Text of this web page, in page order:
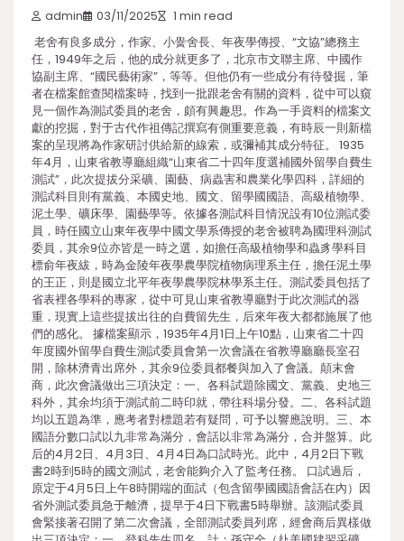
admin 03/11/2025 1 min read
老舍有良多成分，作家、小黌舍長、年夜學傳授、“文協”總務主
任，1949年之后，他的成分就更多了，北京市文聯主席、中國作
協副主席、“國民藝術家”，等等。但他仍有一些成分有待發掘，筆
者在檔案館查閱檔案時，找到一批跟老舍有關的資料，從中可以窺
見一個作為測試委員的老舍，頗有興趣思。作為一手資料的檔案文
獻的挖掘，對于古代作祖傳記撰寫有側重要意義，有時辰一則新檔
案的呈現將為作家研討供給新的線索，或彌補其成分特征。 1935
年4月，山東省教導廳組織“山東省二十四年度選補國外留學自費生
測試”，此次提拔分采礦、園藝、病蟲害和農業化學四科，詳細的
測試科目則有黨義、本國史地、國文、留學國國語、高級植物學、
泥土學、礦床學、園藝學等。依據各測試科目情況設有10位測試委
員，時任國立山東年夜學中國文學系傳授的老舍被聘為國理科測試
委員，其余9位亦皆是一時之選，如擔任高級植物學和蟲豸學科目
標俞年夜紱，時為金陵年夜學農學院植物病理系主任，擔任泥土學
的王正，則是國立北平年夜學農學院林學系主任。測試委員包括了
省表裡各學科的專家，從中可見山東省教導廳對于此次測試的器
重，現實上這些提拔出往的自費留先生，后來年夜大都都施展了他
們的感化。 據檔案顯示，1935年4月1日上午10點，山東省二十四
年度國外留學自費生測試委員會第一次會議在省教導廳廳長室召
開，除林濟青出席外，其余9位委員都餐與加入了會議。顛末會
商，此次會議做出三項決定：一、各科試題除國文、黨義、史地三
科外，其余均須于測試前二時印就，帶往科場分發。二、各科試題
均以五題為準，應考者對標題若有疑問，可予以響應說明。三、本
國語分數口試以九非常為滿分，會話以非常為滿分，合并盤算。此
后的4月2日、4月3日、4月4日為口試時光。此中，4月2日下戰
書2時到5時的國文測試，老舍能夠介入了監考任務。 口試過后，
原定于4月5日上午8時開端的面試（包含留學國國語會話在內）因
省外測試委員急于離濟，提早于4日下戰書5時舉辦。該測試委員
會緊接著召開了第二次會議，全部測試委員列席，經會商后異樣做